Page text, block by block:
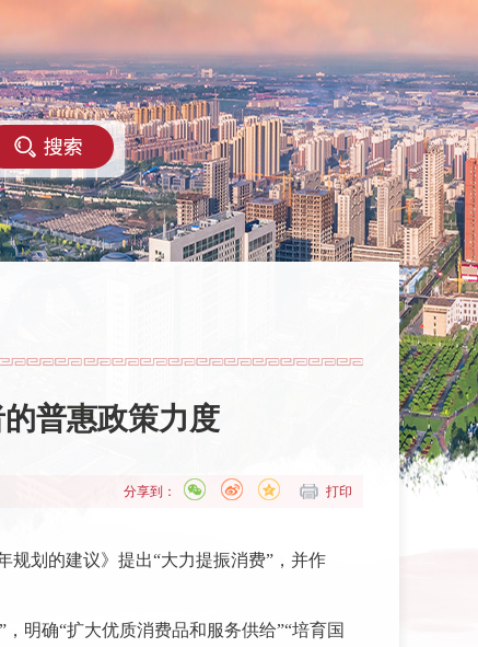
普惠政策力度
打印
分享到：
规划的建议》提出“大力提振消费”，并作
明确“扩大优质消费品和服务供给”“培育国